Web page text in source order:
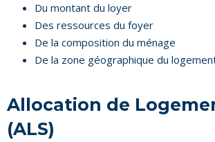
Du montant du loyer
Des ressources du foyer
De la composition du ménage
De la zone géographique du
Allocation de
(ALS)